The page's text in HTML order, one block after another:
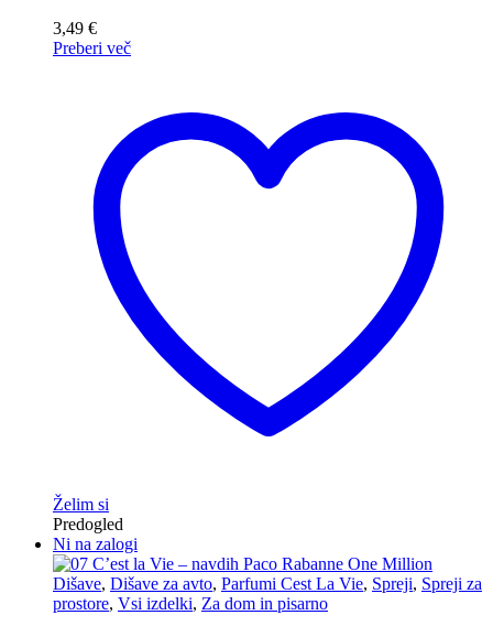
3,49 €
Preberi več
Želim si
Predogled
Ni na zalogi
Dišave, Dišave za avto, Parfumi Cest La Vie, Spreji, Spreji za
prostore, Vsi izdelki, Za dom in pisarno